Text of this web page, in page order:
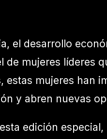
el desarrollo
de mujeres líderes
estas mujeres han
y abren nuevas
edición